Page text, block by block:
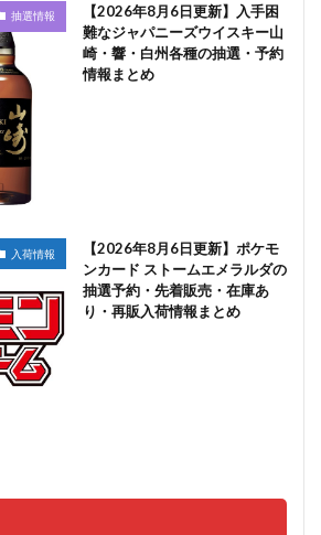
抽選情報
【2026年8月6日更新】入手困
難なジャパニーズウイスキー山
崎・響・白州各種の抽選・予約
情報まとめ
入荷情報
【2026年8月6日更新】ポケモ
ンカード ストームエメラルダの
抽選予約・先着販売・在庫あ
り・再販入荷情報まとめ